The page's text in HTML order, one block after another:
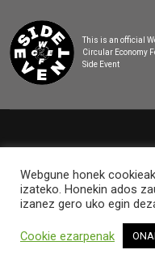
This is an official
Circular Economy
Side Event
Webgune honek
izateko. Honekin ados
izanez gero uko egin
Cookie ezarpenak